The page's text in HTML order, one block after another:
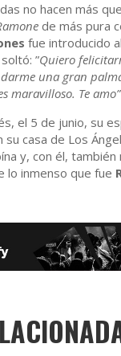
no hacen más
de más pura
fue introducido al
soltó: ”Quiero
una gran
maravilloso. Te amo”
el 5 de junio, su
casa de Los
y, con él, también
lo inmenso que fue